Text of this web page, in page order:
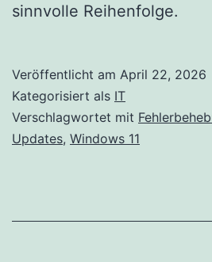
sinnvolle Reihenfolge.
Veröffentlicht am April 22, 2026
Kategorisiert als IT
Verschlagwortet mit
Updates, Windows 11